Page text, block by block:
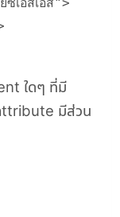
เอสเอส">
ใดๆ ที่มี
มีส่วน